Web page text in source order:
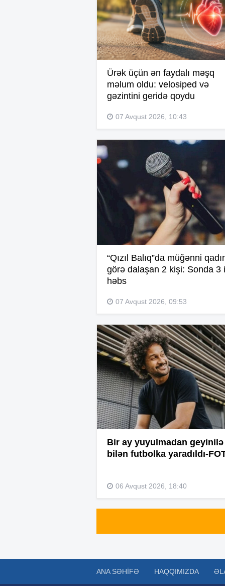
Ürək üçün ən faydalı məşq
məlum oldu: velosiped və
gəzintini geridə qoydu
07 Avqust 2026, 10:43
“Qızıl Balıq”da müğənni
görə dalaşan 2 kişi: Sonda 3
həbs
07 Avqust 2026, 09:53
Bir ay yuyulmadan geyinilə
bilən futbolka yaradıldı-
06 Avqust 2026, 18:40
ANA SƏHIFƏ HAQQIMIZDA